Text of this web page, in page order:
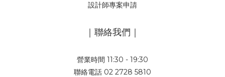
設計師專案申請
｜聯絡我們｜
營業時間 11:30 - 19:30
聯絡電話 02 2728 5810